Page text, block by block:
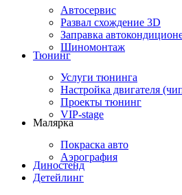
Автосервис
Развал схождение 3D
Заправка
Шиномонтаж
Тюнинг
Услуги тюнинга
Настройка двигателя
Проекты тюнинг
VIP-stage
Малярка
Покраска авто
Аэрография
Диностенд
Детейлинг